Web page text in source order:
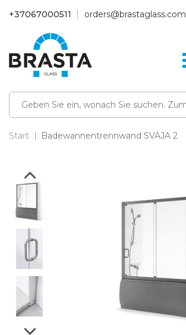
+37067000511 orders@brastaglass.com
Start Badewannentrennwand SVAJA 2